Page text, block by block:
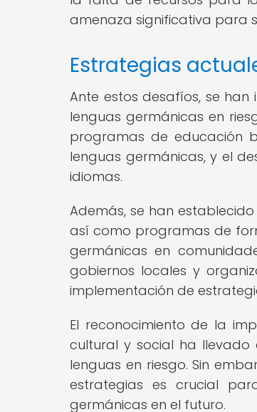
amenaza significativa para
Estrategias
Ante estos desafíos, se
lenguas germánicas en
programas de educación
lenguas germánicas, y el
idiomas.
Además, se han
así como programas de
germánicas en
gobiernos locales y
implementación de
El reconocimiento de la
cultural y social ha
lenguas en riesgo. Sin
estrategias es crucial
germánicas en el futuro.